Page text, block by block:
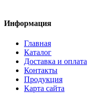
Информация
Главная
Каталог
Доставка и оплата
Контакты
Продукция
Карта сайта